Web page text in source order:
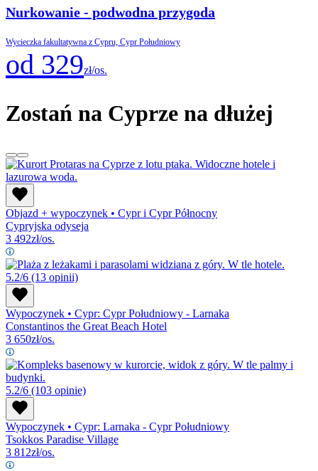
Nurkowanie - podwodna przygoda
Wycieczka fakultatywna z Cypru, Cypr Południowy
od 329zł/os.
Zostań na Cyprze na dłużej
Objazd + wypoczynek • Cypr i Cypr Północny
Cypryjska odyseja
3 492zł/os.
5.2/6 (13 opinii)
Wypoczynek • Cypr: Cypr Południowy - Larnaka
Constantinos the Great Beach Hotel
3 650zł/os.
5.2/6 (103 opinie)
Wypoczynek • Cypr: Larnaka - Cypr Południowy
Tsokkos Paradise Village
3 812zł/os.